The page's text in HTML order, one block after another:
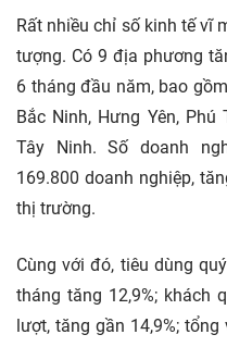
Rất nhiều chỉ số kinh tế vĩ
tượng. Có 9 địa phương
6 tháng đầu năm, bao
Bắc Ninh, Hưng Yên, Phú
Tây Ninh. Số doanh
169.800 doanh nghiệp,
thị trường.
Cùng với đó, tiêu dùng
tháng tăng 12,9%; khách
lượt, tăng gần 14,9%; tổng